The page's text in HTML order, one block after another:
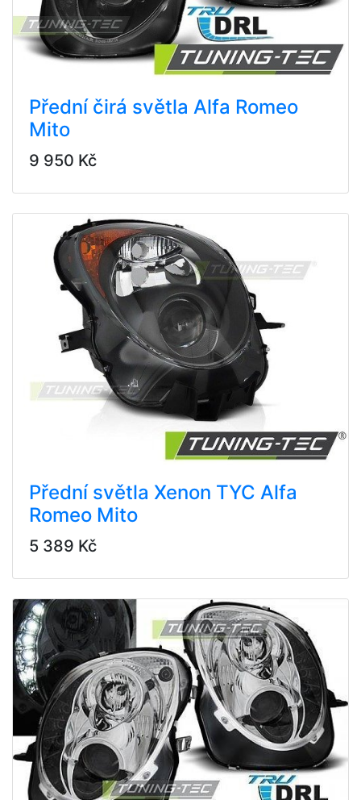
Přední čirá světla Alfa Romeo
Mito
9 950 Kč
Přední světla Xenon TYC Alfa
Romeo Mito
5 389 Kč